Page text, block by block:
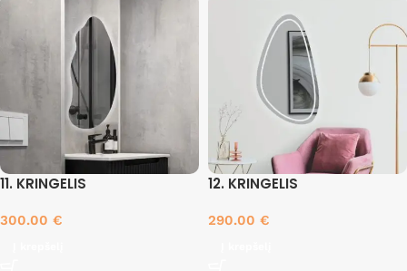
11. KRINGELIS
300.00 €
12. KRINGELIS
290.00 €